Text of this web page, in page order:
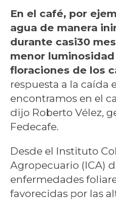
En el café, por
agua de manera
durante casi30
menor
floraciones de los
respuesta a la caída
encontramos en el
dijo Roberto Vélez,
Fedecafe.
Desde el Instituto
Agropecuario (ICA)
enfermedades
favorecidas por las